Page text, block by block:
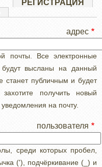
РЕГИСТРАЦИЯ
почты. Все электронные
высланы на данный
станет публичным и будет
получить новый
на почту.
среди которых пробел,
('), подчёркивание (_) и